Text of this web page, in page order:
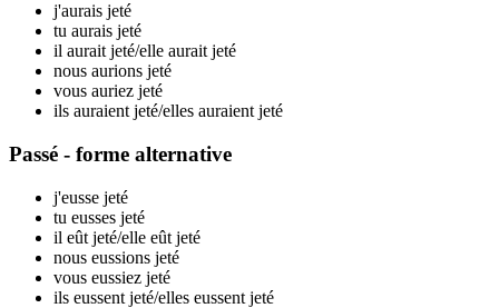
j'aurais jeté
tu aurais jeté
il aurait jeté/elle aurait jeté
nous aurions jeté
vous auriez jeté
ils auraient jeté/elles auraient jeté
Passé - forme alternative
j'eusse jeté
tu eusses jeté
il eût jeté/elle eût jeté
nous eussions jeté
vous eussiez jeté
ils eussent jeté/elles eussent jeté